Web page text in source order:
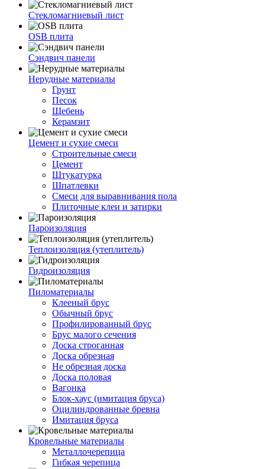
Стекломагниевый лист
OSB плита
Сэндвич панели
Нерудные материалы
Грунт
Песок
Щебень
Керамзит
Цемент и сухие смеси
Строительные смеси
Цемент
Штукатурка
Шпатлевки
Смеси для выравнивания пола
Плиточные клеи и затирки
Пароизоляция
Теплоизоляция (утеплитель)
Гидроизоляция
Пиломатериалы
Клееный брус
Обычный брус
Профилированный брус
Брус малого сечения
Доска строганная
Доска обрезная
Не обрезная доска
Доска половая
Вагонка
Блок-хаус (имитация бруса)
Оцилиндрованные бревна
Имитация бруса
Кровельные материалы
Металлочерепица
Гибкая черепица